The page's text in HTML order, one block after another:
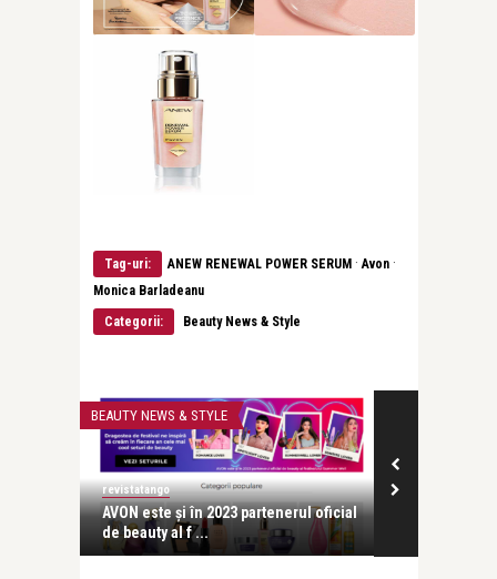
Tag-uri: ANEW RENEWAL POWER SERUM · Avon ·
Monica Barladeanu
Categorii:
Beauty News & Style
BEAUTY NEWS & STYLE
revistatango
AVON este și în 2023 partenerul oficial
de beauty al f ...